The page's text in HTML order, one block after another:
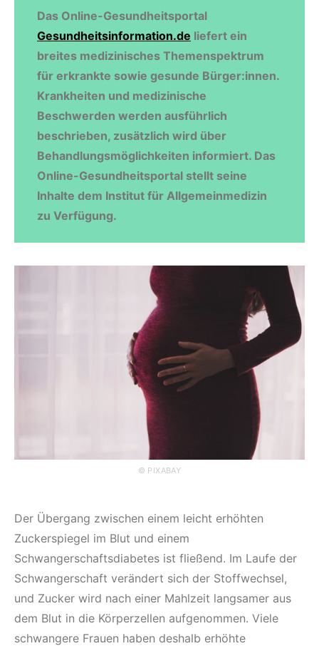
Das Online-Gesundheitsportal
Gesundheitsinformation.de liefert ein
breites medizinisches Themenspektrum
für erkrankte sowie gesunde Bürger:innen.
Krankheiten und medizinische
Beschwerden werden ausführlich
beschrieben, zusätzlich wird über
Behandlungsmöglichkeiten informiert. Das
Online-Gesundheitsportal stellt seine
Inhalte dem Institut für Allgemeinmedizin
zu Verfügung.
© PIXABAY
Der Übergang zwischen einem leicht erhöhten
Zuckerspiegel im Blut und einem
Schwangerschaftsdiabetes ist fließend. Im Laufe der
Schwangerschaft verändert sich der Stoffwechsel,
und Zucker wird nach einer Mahlzeit langsamer aus
dem Blut in die Körperzellen aufgenommen. Viele
schwangere Frauen haben deshalb erhöhte